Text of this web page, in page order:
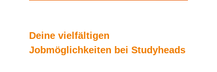
Deine vielfältigen
Jobmöglichkeiten bei Studyheads